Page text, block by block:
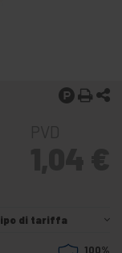
di tariffa
100%